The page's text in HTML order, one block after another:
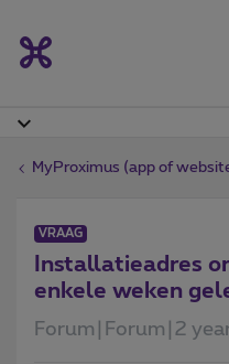
MyProximus (app of
VRAAG
Installatieadres
enkele weken
Forum|Forum|2